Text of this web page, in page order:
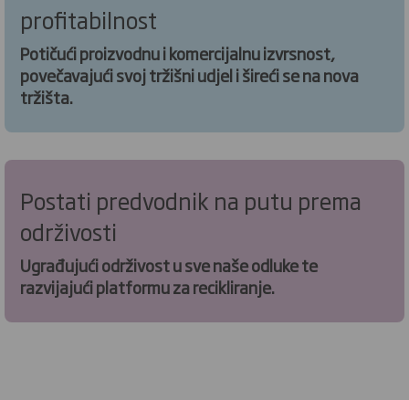
profitabilnost
Potičući proizvodnu i komercijalnu izvrsnost,
povečavajući svoj tržišni udjel i šireći se na nova
tržišta.
Postati predvodnik na putu prema
održivosti
Ugrađujući održivost u sve naše odluke te
razvijajući platformu za recikliranje.